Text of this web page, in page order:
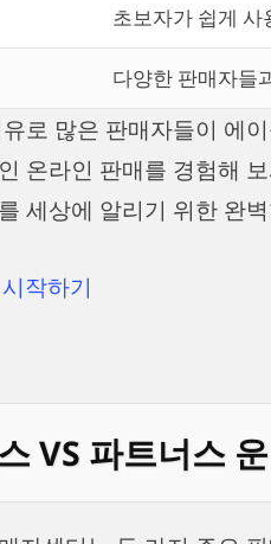
초보자가 쉽게
다양한 판매자들
로 많은 판매자들이 에
온라인 판매를 경험해
세상에 알리기 위한 완
작하기
VS 파트너스